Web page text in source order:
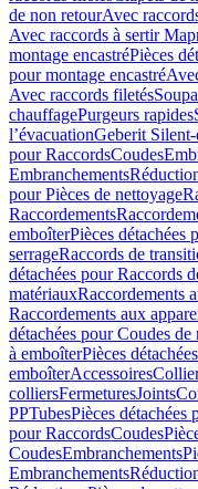
de non retourAvec
Avec raccords à sertir
montage encastréPièces
pour montage encastré
Avec raccords filetés
chauffagePurgeurs rapides
l’évacuationGeberit
pour RaccordsCoudes
Embranchements
pour Pièces de nettoyage
Raccordements
emboîterPièces détachées
serrageRaccords de
détachées pour Raccords
matériauxRaccordements
Raccordements aux
détachées pour Coudes de
à emboîterPièces
emboîterAccessoires
colliersFermeturesJoints
PPTubesPièces détachées
pour RaccordsCoudes
CoudesEmbranchements
Embranchements